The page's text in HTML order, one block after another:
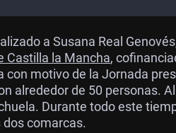
a Susana Real
Castilla la Mancha,
con motivo de la Jornada
alrededor de 50 personas.
Durante todo este
comarcas.